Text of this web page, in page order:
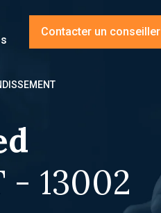
Contacter un conseiller
- 13002